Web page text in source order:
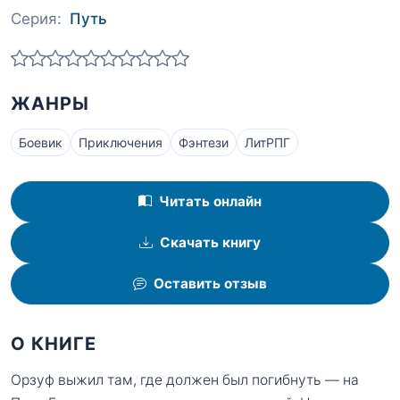
Серия: Путь
ЖАНРЫ
Боевик Приключения Фэнтези ЛитРПГ
Читать онлайн
Скачать книгу
Оставить отзыв
О КНИГЕ
Орзуф выжил там, где должен был погибнуть — на